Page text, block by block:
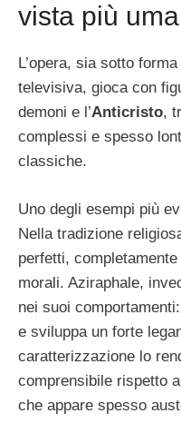
vista più
L’opera, sia sotto
televisiva, gioca con
demoni e l’Anticristo,
complessi e spesso
classiche.
Uno degli esempi più
Nella tradizione
perfetti,
morali. Aziraphale,
nei suoi
e sviluppa un forte
caratterizzazione lo
comprensibile rispetto
che appare spesso